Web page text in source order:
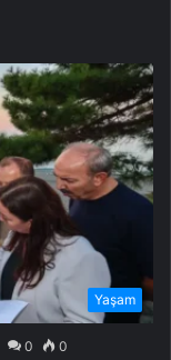
Yaşam
0 0